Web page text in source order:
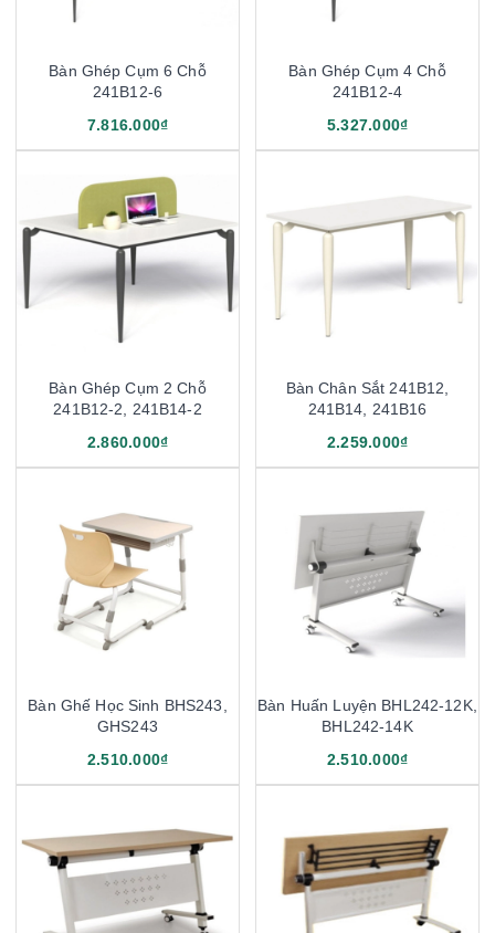
Bàn Ghép Cụm 6 Chỗ
241B12-6
7.816.000₫
Bàn Ghép Cụm 4 Chỗ
241B12-4
5.327.000₫
Bàn Ghép Cụm 2 Chỗ
241B12-2, 241B14-2
2.860.000₫
Bàn Chân Sắt 241B12,
241B14, 241B16
2.259.000₫
Bàn Ghế Học Sinh BHS243,
GHS243
2.510.000₫
Bàn Huấn Luyện BHL242-12K,
BHL242-14K
2.510.000₫